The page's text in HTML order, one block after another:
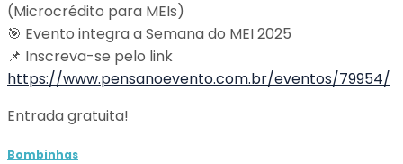
(Microcrédito para MEIs)
🎯 Evento integra a Semana do MEI 2025
📌 Inscreva-se pelo link
https://www.pensanoevento.com.br/eventos/79954/
Entrada gratuita!
Bombinhas